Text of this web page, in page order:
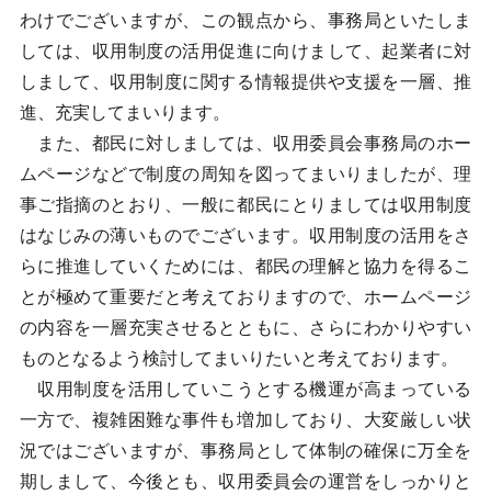
わけでございますが、この観点から、事務局といたしま
しては、収用制度の活用促進に向けまして、起業者に対
しまして、収用制度に関する情報提供や支援を一層、推
進、充実してまいります。
また、都民に対しましては、収用委員会事務局のホー
ムページなどで制度の周知を図ってまいりましたが、理
事ご指摘のとおり、一般に都民にとりましては収用制度
はなじみの薄いものでございます。収用制度の活用をさ
らに推進していくためには、都民の理解と協力を得るこ
とが極めて重要だと考えておりますので、ホームページ
の内容を一層充実させるとともに、さらにわかりやすい
ものとなるよう検討してまいりたいと考えております。
収用制度を活用していこうとする機運が高まっている
一方で、複雑困難な事件も増加しており、大変厳しい状
況ではございますが、事務局として体制の確保に万全を
期しまして、今後とも、収用委員会の運営をしっかりと